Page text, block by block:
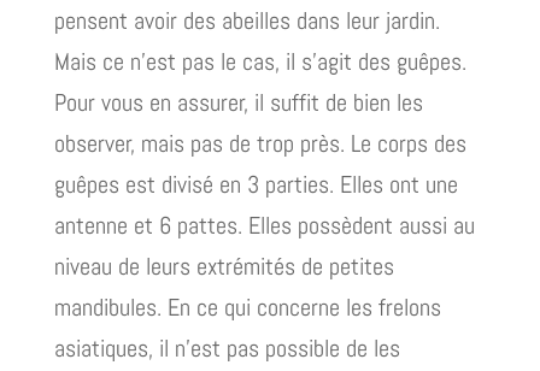
pensent avoir des abeilles dans leur jardin.
Mais ce n’est pas le cas, il s’agit des guêpes.
Pour vous en assurer, il suffit de bien les
observer, mais pas de trop près. Le corps des
guêpes est divisé en 3 parties. Elles ont une
antenne et 6 pattes. Elles possèdent aussi au
niveau de leurs extrémités de petites
mandibules. En ce qui concerne les frelons
asiatiques, il n’est pas possible de les